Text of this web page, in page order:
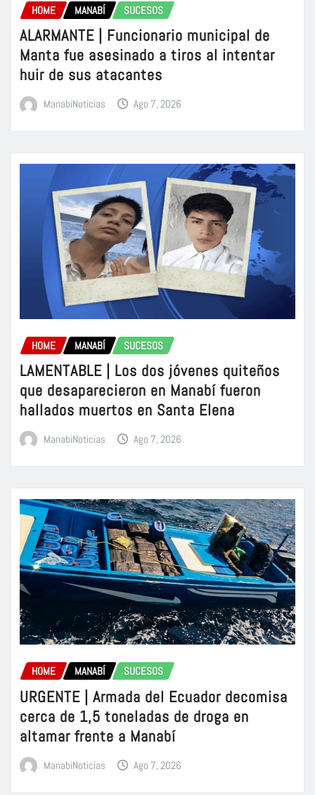
HOME MANABÍ SUCESOS
ALARMANTE | Funcionario municipal de
Manta fue asesinado a tiros al intentar
huir de sus atacantes
ManabiNoticias Ago 7, 2026
HOME MANABÍ SUCESOS
LAMENTABLE | Los dos jóvenes quiteños
que desaparecieron en Manabí fueron
hallados muertos en Santa Elena
ManabiNoticias Ago 7, 2026
HOME MANABÍ SUCESOS
URGENTE | Armada del Ecuador decomisa
cerca de 1,5 toneladas de droga en
altamar frente a Manabí
ManabiNoticias Ago 7, 2026